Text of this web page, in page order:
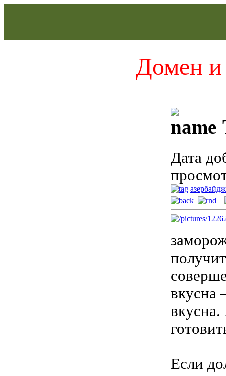
Домен и
Дата
вкусна
вкусна.
Если